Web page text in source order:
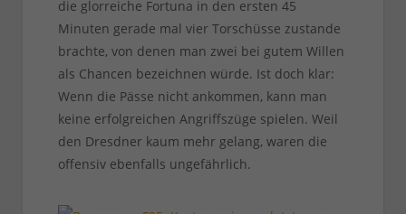
die glorreiche Fortuna in den ersten 45
Minuten gerade mal vier Torschüsse zustande
brachte, von denen man zwei bei gutem Willen
als Chancen bezeichnen würde. Ist doch klar:
Wenn die Pässe nicht ankommen, kann man
keine erfolgreichen Angriffszüge spielen. Weil
den Dresdner kaum mehr gelang, waren die
offensiv ebenfalls ungefährlich.